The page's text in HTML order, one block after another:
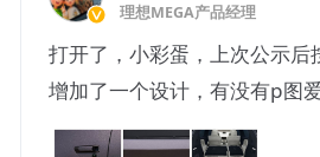
理想MEGA产品经理
打开了，小彩蛋，上次公示后
增加了一个设计，有没有p图爱